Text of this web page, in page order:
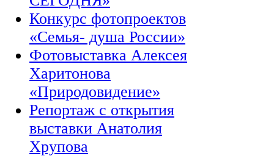
Конкурс фотопроектов
«Семья- душа России»
Фотовыставка Алексея
Харитонова
«Природовидение»
Репортаж с открытия
выставки Анатолия
Хрупова